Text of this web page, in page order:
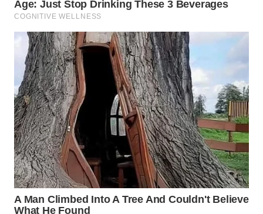
NIAS
WN
LANGKAT
WN
TAPANULI
SELATAN
WN
TANJUNG
LESUNG
KARO